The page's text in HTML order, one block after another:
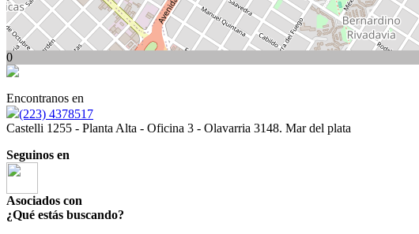
0
Encontranos en
(223) 4378517
Castelli 1255 - Planta Alta - Oficina 3 - Olavarria 3148. Mar del plata
Seguinos en
Asociados con
¿Qué estás buscando?